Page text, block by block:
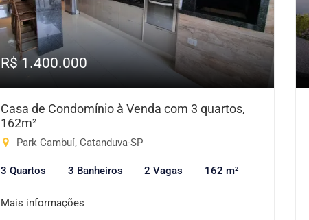
R$ 1.400.000
Casa de Condomínio à Venda com 3 quartos,
162m²
Park Cambuí, Catanduva-SP
3 Quartos 3 Banheiros 2 Vagas 162 m²
Mais informações